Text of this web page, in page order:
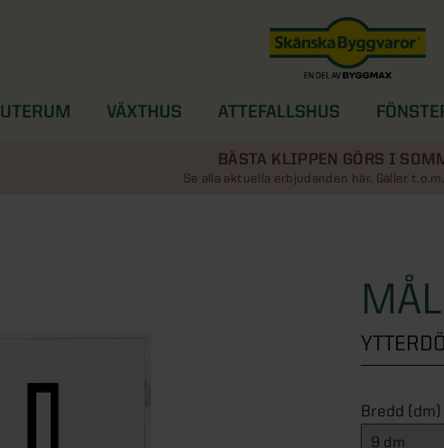
UTERUM VÄXTHUS ATTEFALLSHUS
BÄSTA KLIPPEN GÖRS I
Se alla aktuella erbjudanden här. Gäller
Bredd (dm)